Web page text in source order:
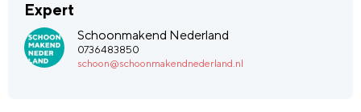
Expert
Schoonmakend Nederland
0736483850
schoon@schoonmakendnederland.nl